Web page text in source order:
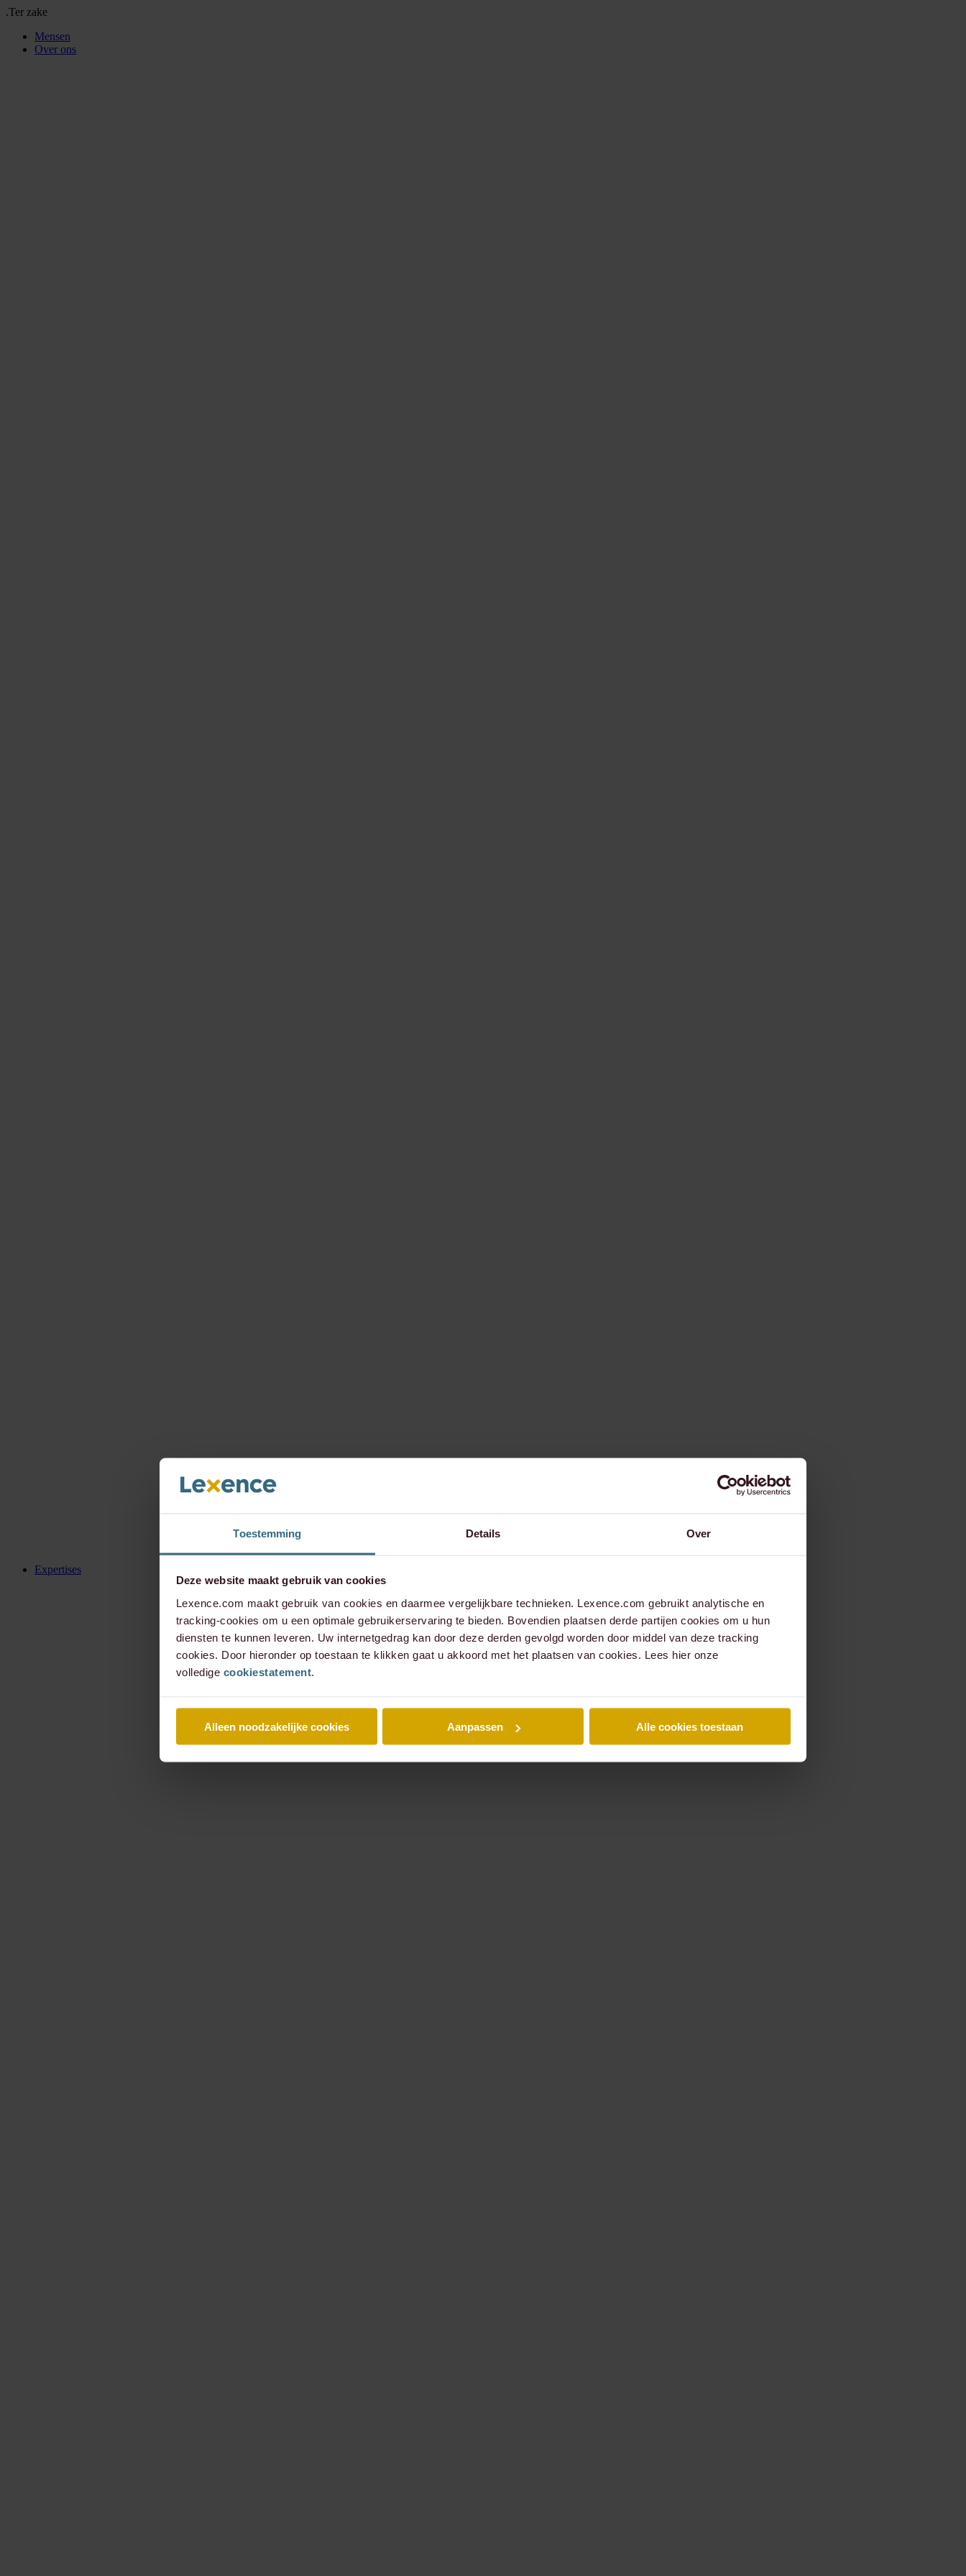
Toestemming Details Over
Deze website maakt gebruik van cookies
Lexence.com maakt gebruik van cookies en daarmee vergelijkbare technieken. Lexence.com gebruikt analytische en
tracking-cookies om u een optimale gebruikerservaring te bieden. Bovendien plaatsen derde partijen cookies om u hun
diensten te kunnen leveren. Uw internetgedrag kan door deze derden gevolgd worden door middel van deze tracking
cookies. Door hieronder op toestaan te klikken gaat u akkoord met het plaatsen van cookies. Lees hier onze
volledige cookiestatement.
Alleen noodzakelijke cookies Aanpassen Alle cookies toestaan
.Ter zake
Mensen
Over ons
Expertises